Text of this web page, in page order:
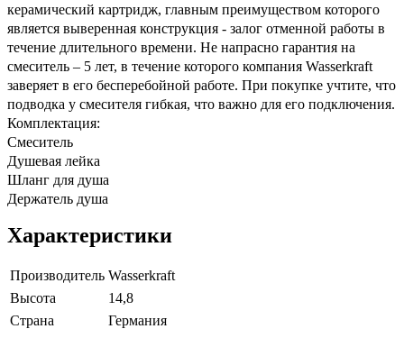
керамический картридж, главным преимуществом которого
является выверенная конструкция - залог отменной работы в
течение длительного времени. Не напрасно гарантия на
смеситель – 5 лет, в течение которого компания Wasserkraft
заверяет в его бесперебойной работе. При покупке учтите, что
подводка у смесителя гибкая, что важно для его подключения.
Комплектация:
Смеситель
Душевая лейка
Шланг для душа
Держатель душа
Характеристики
Производитель Wasserkraft
Высота
14,8
Страна
Германия